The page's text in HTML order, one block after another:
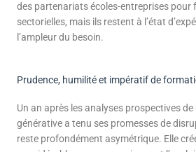
des partenariats écoles-entreprises pour
sectorielles, mais ils restent à l’état
l’ampleur du besoin.
Prudence, humilité et impératif de
Un an après les analyses prospectives de
générative a tenu ses promesses de
reste profondément asymétrique. Elle